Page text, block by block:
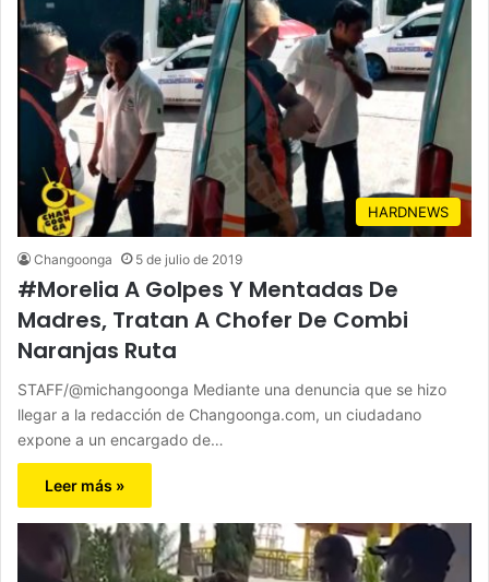
HARDNEWS
Changoonga 5 de julio de 2019
#Morelia A Golpes Y Mentadas De
Madres, Tratan A Chofer De Combi
Naranjas Ruta
STAFF/@michangoonga Mediante una denuncia que se hizo
llegar a la redacción de Changoonga.com, un ciudadano
expone a un encargado de…
Leer más »